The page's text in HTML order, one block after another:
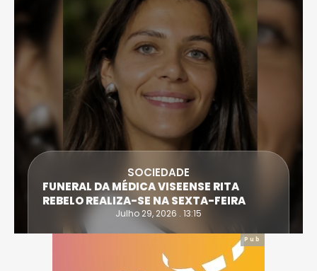
SOCIEDADE
MÉDICA VISEENSE RITA
SE NA SEXTA-FEIRA
ATLETA DE
EXTREMA DO
IRONWOMAN
Pub